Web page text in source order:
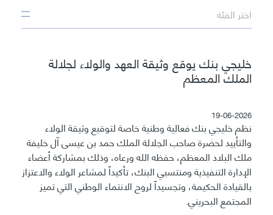
اختر الفئة
خليجي بنك يوقع وثيقة العهد والولاء لجلالة
الملك المعظم
19-06-2026
نظم خليجي بنك فعالية وطنية خاصة لتوقيع وثيقة الولاء
والتأييد لحضرة صاحب الجلالة الملك حمد بن عيسى آل خليفة
ملك البلاد المعظم، حفظه الله ورعاه، وذلك بمشاركة أعضاء
الإدارة التنفيذية ومنتسبي البنك، تأكيداً لمشاعر الولاء والاعتزاز
بالقيادة الحكيمة، وتجسيداً لروح الانتماء الوطني التي تميز
المجتمع البحريني.